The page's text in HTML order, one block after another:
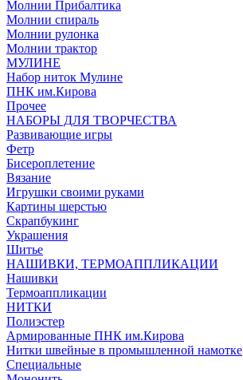
Молнии Прибалтика
Молнии спираль
Молнии рулонка
Молнии трактор
МУЛИНЕ
Набор ниток Мулине
ПНК им.Кирова
Прочее
НАБОРЫ ДЛЯ ТВОРЧЕСТВА
Развивающие игры
Фетр
Бисероплетение
Вязание
Игрушки своими руками
Картины шерстью
Скрапбукинг
Украшения
Шитье
НАШИВКИ, ТЕРМОАППЛИКАЦИИ
Нашивки
Термоаппликации
НИТКИ
Полиэстер
Армированные ПНК им.Кирова
Нитки швейные в промышленной намотке
Специальные